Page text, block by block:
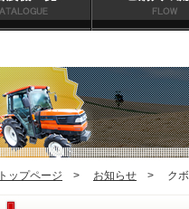
トップページ > お知らせ > ク